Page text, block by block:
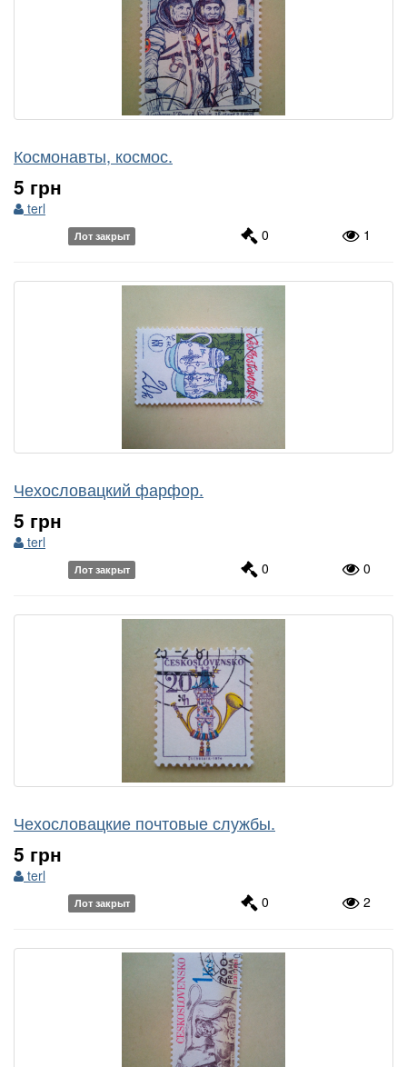
Космонавты, космос.
5 грн
terl
Лот закрыт 0 1
Чехословацкий фарфор.
5 грн
terl
Лот закрыт 0 0
Чехословацкие почтовые службы.
5 грн
terl
Лот закрыт 0 2